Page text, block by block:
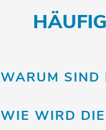
WARUM SIND
WIE WIRD